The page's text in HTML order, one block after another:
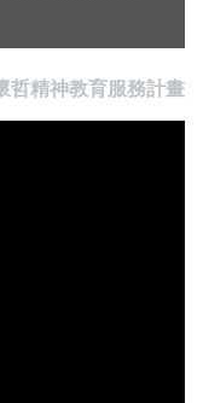
哲精神教育服務計畫